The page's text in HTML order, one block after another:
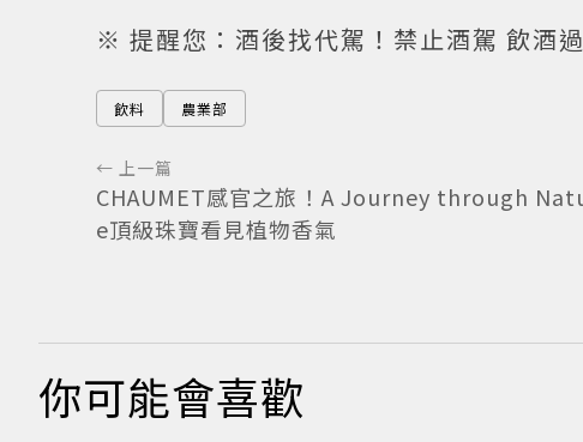
※ 提醒您：酒後找代駕！禁止酒駕 飲酒
飲料 農業部
← 上一篇
CHAUMET感官之旅！A Journey through
e頂級珠寶看見植物香氣
你可能會喜歡